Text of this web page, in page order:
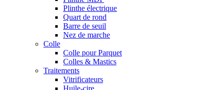
Plinthe électrique
Quart de rond
Barre de seuil
Nez de marche
Colle
Colle pour Parquet
Colles & Mastics
Traitements
Vitrificateurs
Huile-cire